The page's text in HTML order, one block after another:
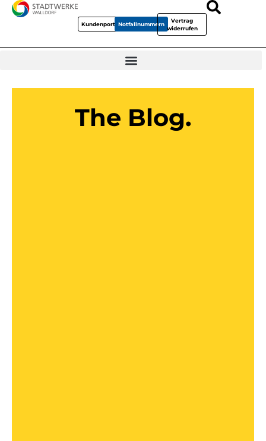
KundenportalNotfallnummern
Vertrag
widerrufen
The Blog.